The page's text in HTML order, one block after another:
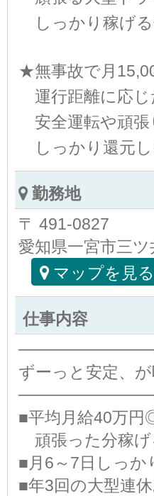
しっかり稼げ
★無事故で月
運行距離に応じ
安全運転や頑張
しっかり還元し
勤務地
〒 491-0827
愛知県一宮市三
マップを見る
仕事内容
────────────
ずーっと安定、が
────────────
■平均月給40万
頑張った分稼げ
■月6～7日しっか
■年3回の大型連休